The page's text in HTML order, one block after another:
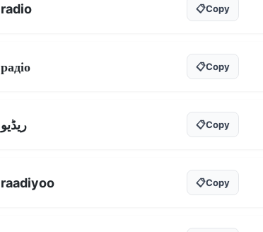
radio 📋Copy
радіо 📋Copy
ریڈیو 📋Copy
raadiyoo 📋Copy